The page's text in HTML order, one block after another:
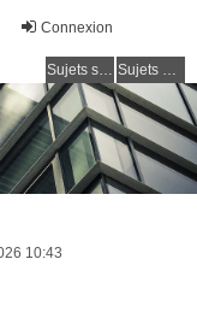
Connexion
Sujets sans réponse Sujets actifs
10:43